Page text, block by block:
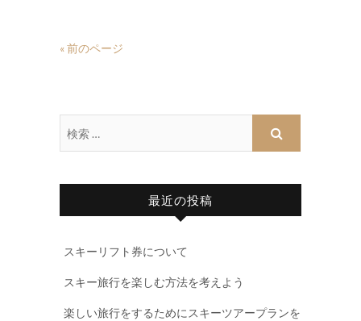
« 前のページ
最近の投稿
スキーリフト券について
スキー旅行を楽しむ方法を考えよう
楽しい旅行をするためにスキーツアープランを